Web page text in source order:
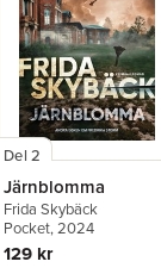
Del 2
Järnblomma
Frida Skybäck
Pocket, 2024
129 kr